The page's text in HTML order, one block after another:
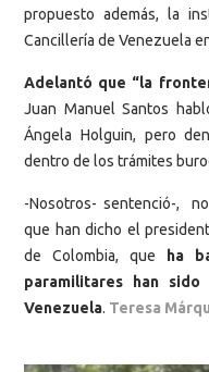
propuesto además, la
Cancillería de Venezuela
Adelantó que “la
Juan Manuel Santos
Ángela Holguin, pero
dentro de los trámites
-Nosotros- sentenció-,
que han dicho el
de Colombia, que
ha
paramilitares han
Venezuela. Teresa